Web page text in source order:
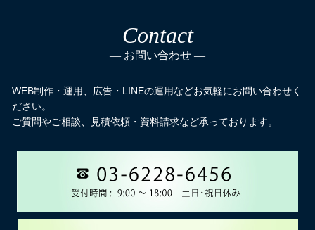
Contact
お問い合わせ
WEB制作・運用、広告・LINEの運用などお気軽にお問い合わせく
ださい。
ご質問やご相談、見積依頼・資料請求など承っております。